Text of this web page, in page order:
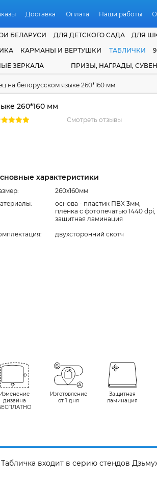
Доставка Оплата Наши работы
БЕЛАРУСИ ДЛЯ ДЕТСКОГО САДА ДЛЯ
КАРМАНЫ И ВЕРТУШКИ ТАБЛИЧКИ
ЗЕРКАЛА ПРИЗЫ, НАГРАДЫ,
на белорусском языке 260*160 мм
260*160 мм
Смотреть отзывы
характеристики
260x160мм
основа - пластик ПВХ 3мм,
плёнка с фотопечатью 1440 dpi,
защитная ламинация
двухсторонний скотч
Изменение
дизайна
Изготовление
от 1 дня
Защитная
ламинация
входит в серию стендов